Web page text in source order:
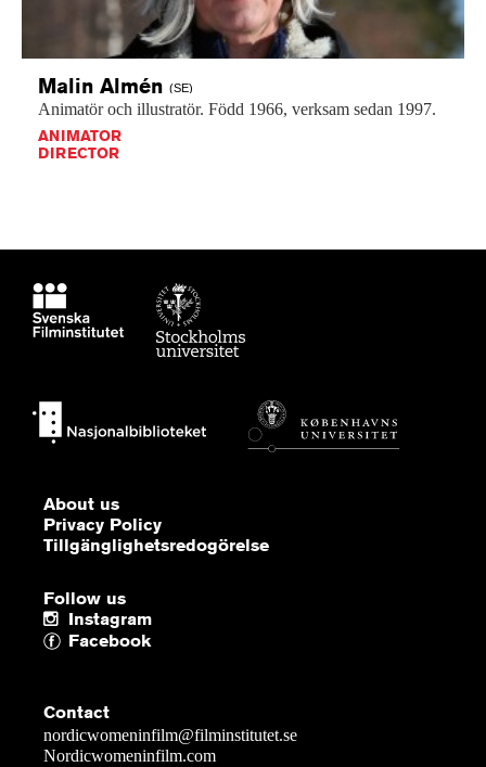
Malin Almén (SE)
Animatör och illustratör. Född 1966, verksam sedan 1997.
ANIMATOR
DIRECTOR
About us
Privacy Policy
Tillgänglighetsredogörelse
Follow us
Instagram
Facebook
Contact
nordicwomeninfilm@filminstitutet.se
Nordicwomeninfilm.com